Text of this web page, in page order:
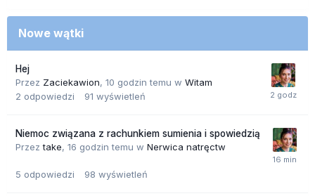
Nowe wątki
Hej
Przez Zaciekawion, 10 godzin temu w Witam
2 odpowiedzi 91 wyświetleń
Niemoc związana z rachunkiem sumienia i spowiedzią
Przeztake, 16 godzin temu w Nerwica natręctw
5 odpowiedzi 98 wyświetleń